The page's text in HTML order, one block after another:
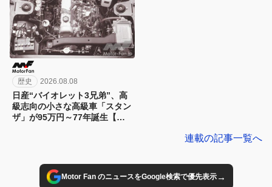
歴史 2026.08.08
日産“バイオレット3兄弟”、高
級志向の小さな高級車「スタン
ザ」が95万円～77年誕生【今
連載の記事一覧へ
Motor Fan のニュースをGoogle検索で優先表示→